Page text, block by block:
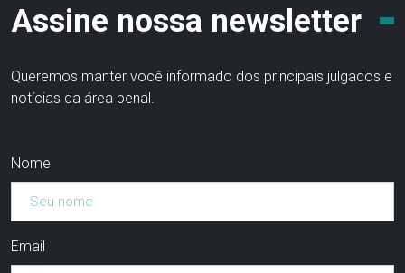
Assine nossa newsletter
Queremos manter você informado dos principais julgados e
notícias da área penal.
Nome
Email